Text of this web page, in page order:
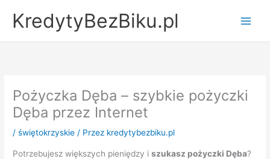
KredytyBezBiku.pl
Pożyczka Dęba – szybkie pożyczki
Dęba przez Internet
/świętokrzyskie / Przez kredytybezbiku.pl
Potrzebujesz większych pieniędzy iszukasz pożyczki Dęba?